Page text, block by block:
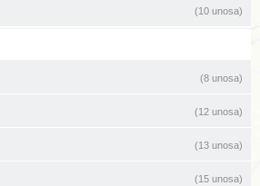
(10 unosa)
(8 unosa)
(12 unosa)
(13 unosa)
(15 unosa)